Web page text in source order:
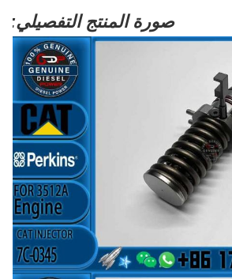
صورة المنتج التفصيلي: